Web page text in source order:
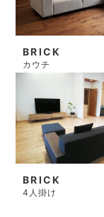
BRICK
カウチ
BRICK
4人掛け